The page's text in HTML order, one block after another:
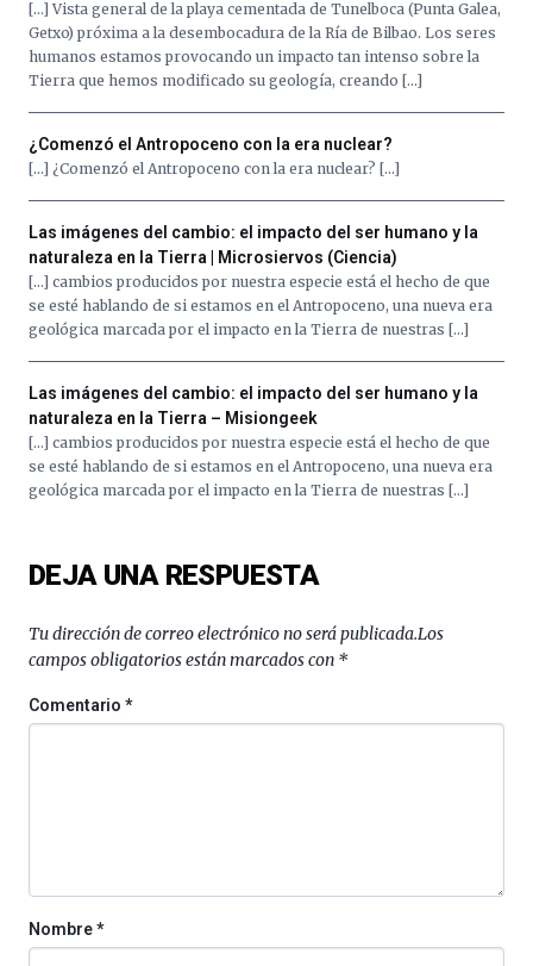
la
Cátedra…
[…] Vista general de la playa cementada de Tunelboca (Punta Galea,
Getxo) próxima a la desembocadura de la Ría de Bilbao. Los seres
humanos estamos provocando un impacto tan intenso sobre la
Tierra que hemos modificado su geología, creando […]
¿Comenzó el Antropoceno con la era nuclear?
[…] ¿Comenzó el Antropoceno con la era nuclear? […]
Las imágenes del cambio: el impacto del ser humano y la
naturaleza en la Tierra | Microsiervos (Ciencia)
[…] cambios producidos por nuestra especie está el hecho de que
se esté hablando de si estamos en el Antropoceno, una nueva era
geológica marcada por el impacto en la Tierra de nuestras […]
Las imágenes del cambio: el impacto del ser humano y la
naturaleza en la Tierra – Misiongeek
[…] cambios producidos por nuestra especie está el hecho de que
se esté hablando de si estamos en el Antropoceno, una nueva era
geológica marcada por el impacto en la Tierra de nuestras […]
DEJA UNA RESPUESTA
Tu dirección de correo electrónico no será publicada.Los
campos obligatorios están marcados con *
Comentario*
Nombre*